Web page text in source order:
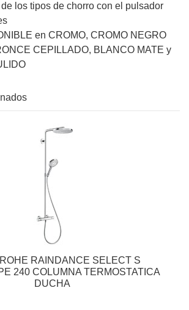
los tipos de chorro con el pulsador
en CROMO, CROMO NEGRO
CEPILLADO, BLANCO MATE y
RAINDANCE SELECT S
240 COLUMNA TERMOSTATICA
DUCHA